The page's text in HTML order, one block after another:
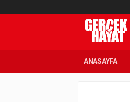
ANASAYFA